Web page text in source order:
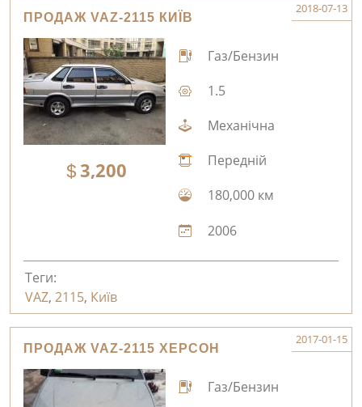
ПРОДАЖ VAZ-2115 КИЇВ
2018-07-13
3,200
Газ/Бензин
1.5
Механічна
Передній
180,000 км
2006
Теги:
VAZ, 2115, Київ
ПРОДАЖ VAZ-2115 ХЕРСОН
2017-01-15
Газ/Бензин